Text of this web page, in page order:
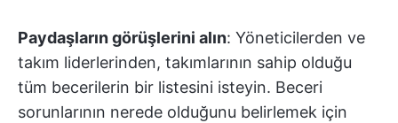
Paydaşların görüşlerini alın: Yöneticilerden ve
takım liderlerinden, takımlarının sahip olduğu
tüm becerilerin bir listesini isteyin. Beceri
sorunlarının nerede olduğunu belirlemek için